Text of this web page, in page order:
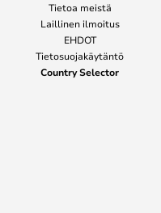
Tietoa meistä
Laillinen ilmoitus
EHDOT
Tietosuojakäytäntö
Country Selector